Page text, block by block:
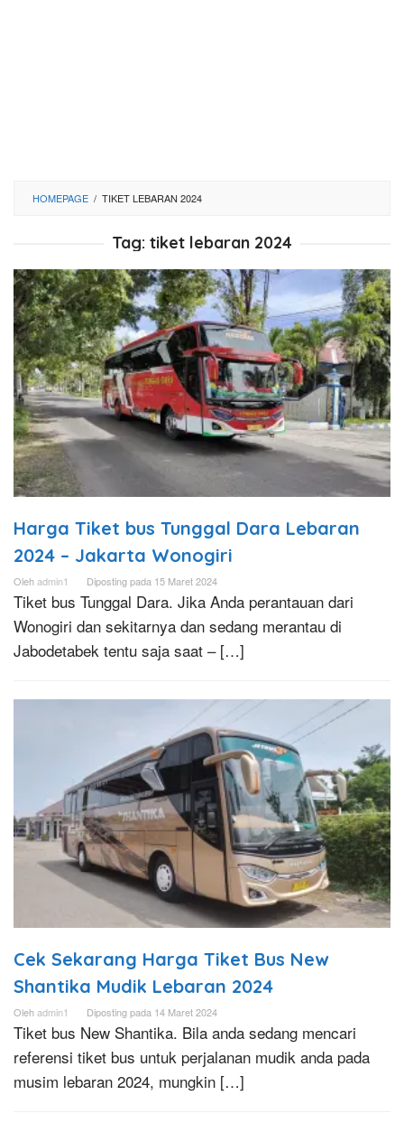
HOMEPAGE / TIKET LEBARAN 2024
Tag: tiket lebaran 2024
Harga Tiket bus Tunggal Dara Lebaran
2024 – Jakarta Wonogiri
Olehadmin1 Diposting pada 15 Maret 2024
Tiket bus Tunggal Dara. Jika Anda perantauan dari
Wonogiri dan sekitarnya dan sedang merantau di
Jabodetabek tentu saja saat – […]
Cek Sekarang Harga Tiket Bus New
Shantika Mudik Lebaran 2024
Olehadmin1 Diposting pada 14 Maret 2024
Tiket bus New Shantika. Bila anda sedang mencari
referensi tiket bus untuk perjalanan mudik anda pada
musim lebaran 2024, mungkin […]